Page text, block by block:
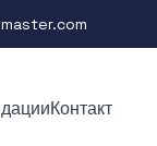
Контакт